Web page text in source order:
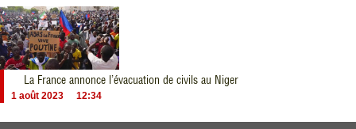
La France annonce l’évacuation de civils au Niger
1 août 2023 12:34